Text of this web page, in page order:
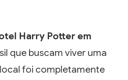
Harry Potter em
que buscam viver uma
foi completamente